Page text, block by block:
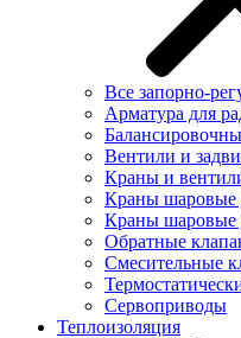
Все запорно-
Арматура для
Вентили и
Краны и
Краны шаровые
Краны шаровые
Обратные
Смесительные
Сервоприводы
Теплоизоляция